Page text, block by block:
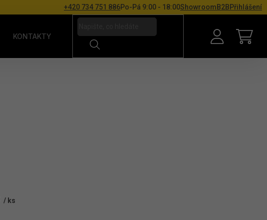
+420 734 751 886Po-Pá 9:00 - 18:00ShowroomB2BPřihlášení
KONTAKTY
/ ks